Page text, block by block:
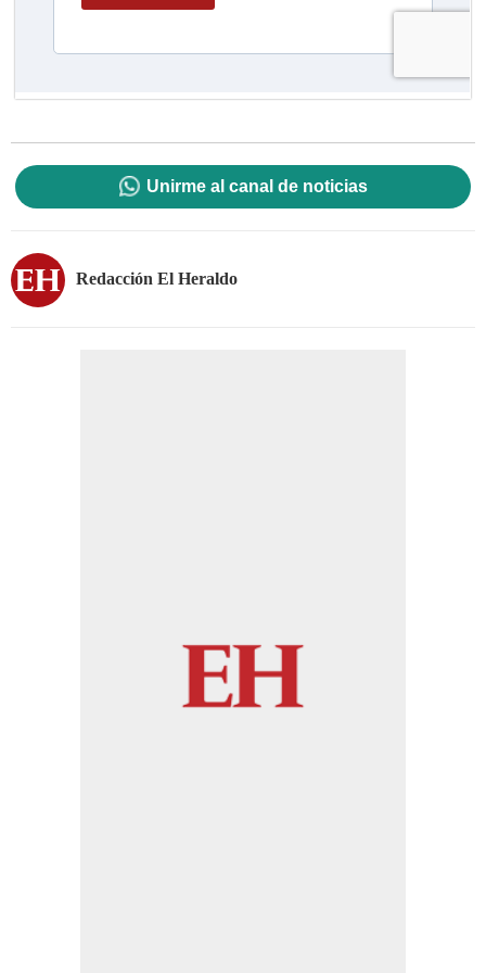
Unirme al canal de noticias
Redacción El Heraldo